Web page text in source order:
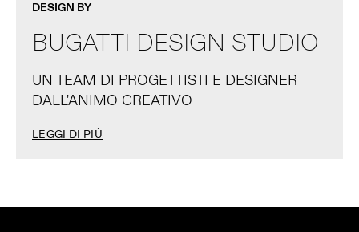
DESIGN BY
BUGATTI DESIGN STUDIO
UN TEAM DI PROGETTISTI E DESIGNER
DALL'ANIMO CREATIVO
LEGGI DI PIÙ